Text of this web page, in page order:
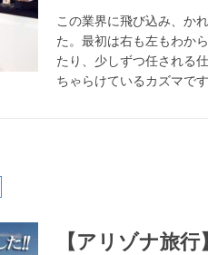
この業界に飛び込み、か
た。最初は右も左もわか
たり、少しずつ任される
ちゃらけているカズマで
【アリゾナ旅